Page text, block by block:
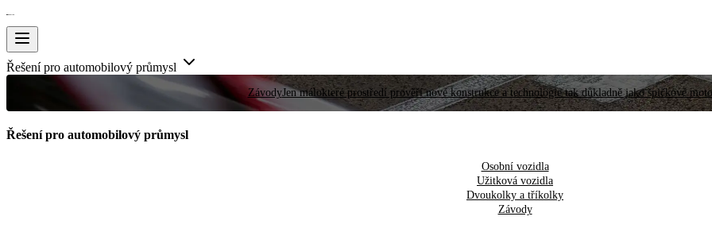
Řešení pro automobilový průmysl
ZávodyJen málokteré prostředí prověří nové konstrukce a technologie tak důkladně jako špičkové
Řešení pro automobilový průmysl
Osobní vozidla
Užitková vozidla
Dvoukolky a tříkolky
Závody